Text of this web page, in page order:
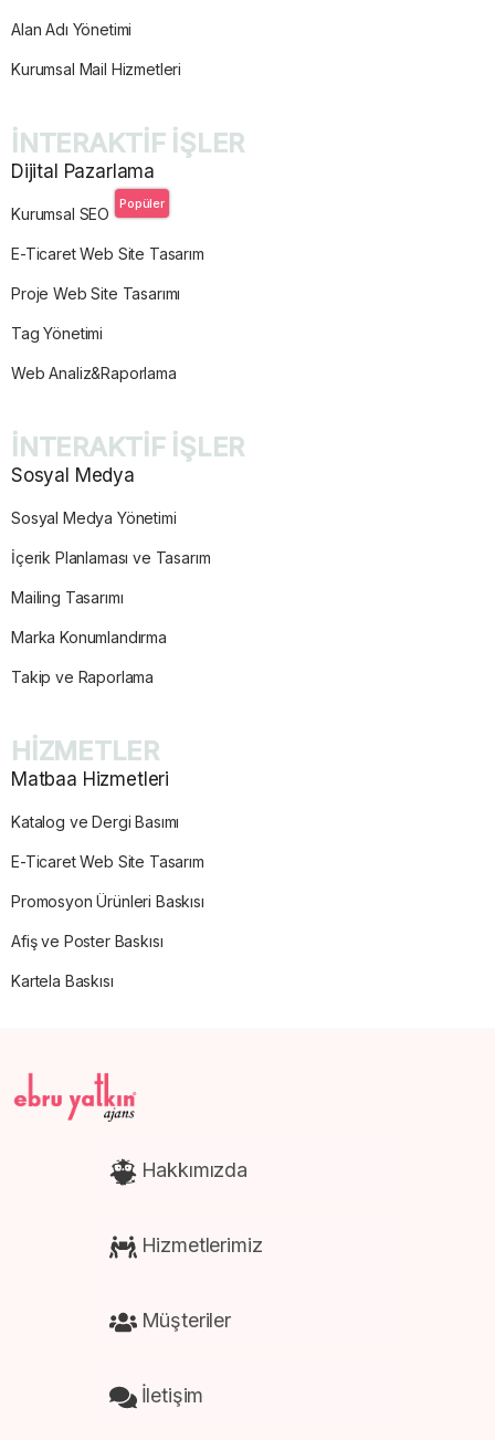
Alan Adı Yönetimi
Kurumsal Mail Hizmetleri
İNTERAKTİF İŞLER
Dijital Pazarlama
Kurumsal SEO
Popüler
E-Ticaret Web Site Tasarım
Proje Web Site Tasarımı
Tag Yönetimi
Web Analiz&Raporlama
İNTERAKTİF İŞLER
Sosyal Medya
Sosyal Medya Yönetimi
İçerik Planlaması ve Tasarım
Mailing Tasarımı
Marka Konumlandırma
Takip ve Raporlama
HİZMETLER
Matbaa Hizmetleri
Katalog ve Dergi Basımı
E-Ticaret Web Site Tasarım
Promosyon Ürünleri Baskısı
Afiş ve Poster Baskısı
Kartela Baskısı
Hakkımızda
Hizmetlerimiz
Müşteriler
İletişim